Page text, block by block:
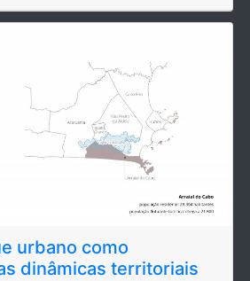
urbano como
dinâmicas territoriais